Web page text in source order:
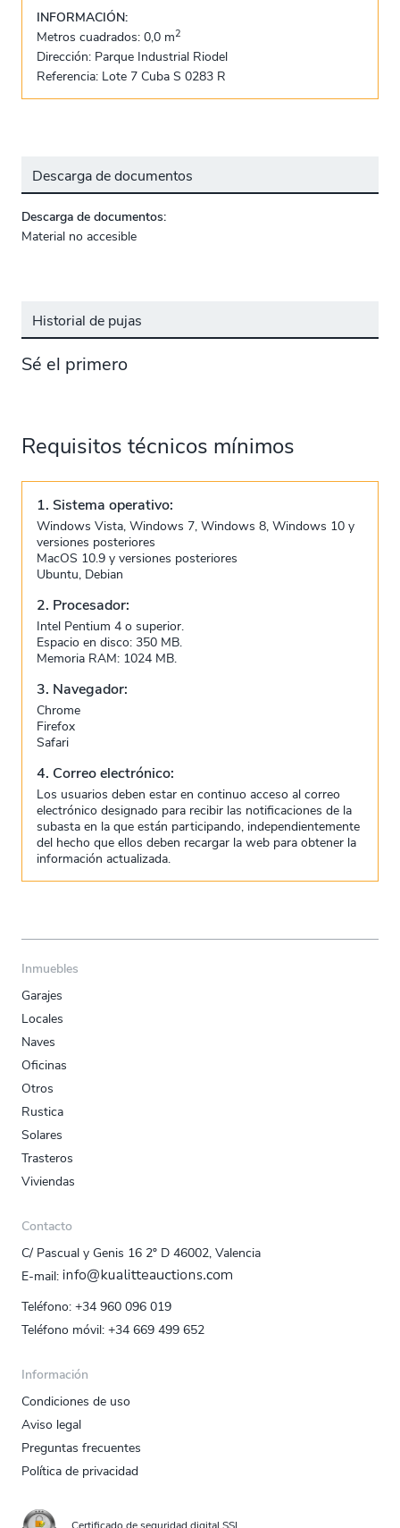
INFORMACIÓN:
Metros cuadrados: 0,0 m2
Dirección: Parque Industrial Riodel
Referencia: Lote 7 Cuba S 0283 R
Descarga de documentos
Descarga de documentos:
Material no accesible
Historial de pujas
Sé el primero
Requisitos técnicos mínimos
1. Sistema operativo:
Windows Vista, Windows 7, Windows 8, Windows 10 y
versiones posteriores
MacOS 10.9 y versiones posteriores
Ubuntu, Debian
2. Procesador:
Intel Pentium 4 o superior.
Espacio en disco: 350 MB.
Memoria RAM: 1024 MB.
3. Navegador:
Chrome
Firefox
Safari
4. Correo electrónico:
Los usuarios deben estar en continuo acceso al correo
electrónico designado para recibir las notificaciones de la
subasta en la que están participando, independientemente
del hecho que ellos deben recargar la web para obtener la
información actualizada.
Inmuebles
Garajes
Locales
Naves
Oficinas
Otros
Rustica
Solares
Trasteros
Viviendas
Contacto
C/ Pascual y Genis 16 2º D 46002, Valencia
E‑mail:
Teléfono: +34 960 096 019
Teléfono móvil: +34 669 499 652
Información
Condiciones de uso
Aviso legal
Preguntas frecuentes
Política de privacidad
Certificado de seguridad digital SSL